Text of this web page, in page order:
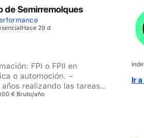
de Semirremolques
Hace 29 d
FPI o FPII en
o automoción. –
realizando las tareas
de
y electricidad. –
– Conocimientos de
€ Bruto/año
Ir